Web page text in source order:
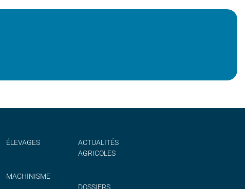
ÉLEVAGES
MACHINISME
ACTUALITÉS
AGRICOLES
DOSSIERS